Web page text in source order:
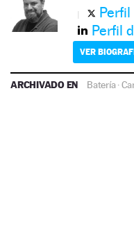
Perfil
Perfil
VER
ARCHIVADO EN Batería·